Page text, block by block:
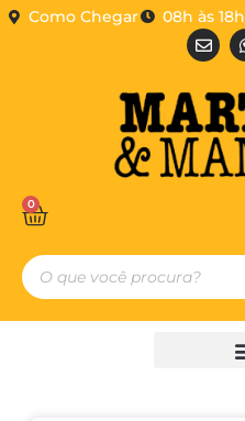
Como Chegar 08h às 18h
0